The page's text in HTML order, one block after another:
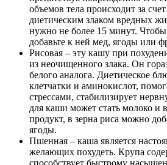
объемов тела происходит за
диетическим злаком вредных
нужно не более 15 минут.
добавьте к ней мед, ягоды или
Рисовая – эту кашу при
из неочищенного злака. Он
белого аналога. Диетическое
клетчатки и аминокислот,
стрессами, стабилизирует
для каши может стать молоко и
продукт, в зерна риса можно
ягоды.
Пшенная – каша является
желающих похудеть. Крупа
способствует быстрому